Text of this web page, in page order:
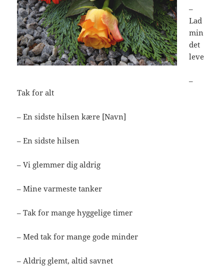
–
Lad
min
det
leve
–
Tak for alt
– En sidste hilsen kære [Navn]
– En sidste hilsen
– Vi glemmer dig aldrig
– Mine varmeste tanker
– Tak for mange hyggelige timer
– Med tak for mange gode minder
– Aldrig glemt, altid savnet